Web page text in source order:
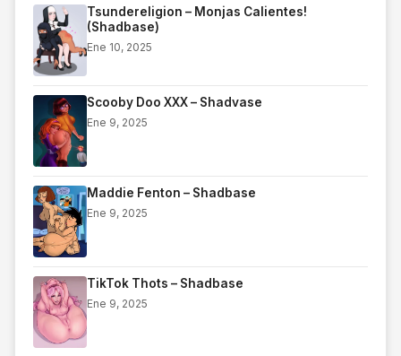
Tsundereligion – Monjas Calientes!
(Shadbase)
Ene 10, 2025
Scooby Doo XXX – Shadvase
Ene 9, 2025
Maddie Fenton – Shadbase
Ene 9, 2025
TikTok Thots – Shadbase
Ene 9, 2025